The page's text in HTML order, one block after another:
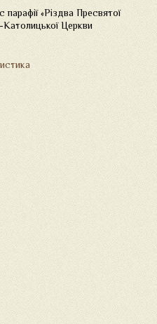
парафії «Різдва Пресвятої
Католицької Церкви